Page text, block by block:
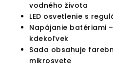
vodného života
LED osvetlenie s
Napájanie batériami
kdekoľvek
Sada obsahuje
mikrosvete